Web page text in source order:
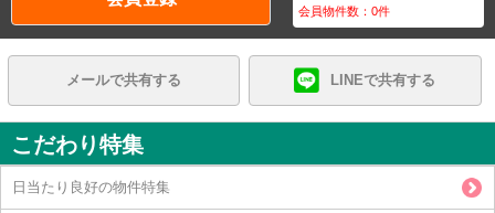
会員物件数：0件
メールで共有する LINEで共有する
こだわり特集
日当たり良好の物件特集